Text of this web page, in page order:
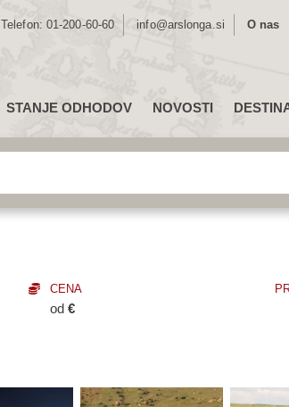
Telefon: 01-200-60-60 info@arslonga.si O nas
STANJE ODHODOV NOVOSTI
ZEMLJEVID DESTINACIJ
JUŽNA AMERIKA
SREDNJA AMERIKA IN
TIPI
Vsa potovanja
CENA
od €